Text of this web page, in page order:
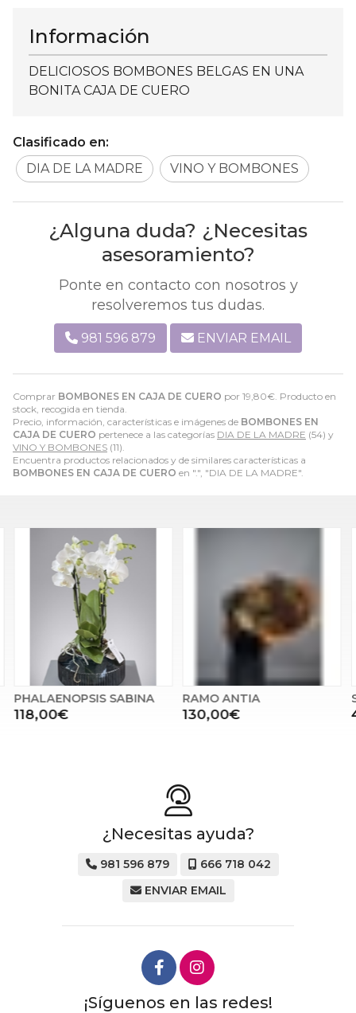
Comprar BOMBONES EN CAJA DE CUERO por 19,80€ . Producto en
stock, recogida en tienda.
Precio, información, características e imágenes de BOMBONES EN
CAJA DE CUERO pertenece a las categorías DIA DE LA MADRE (54) y
VINO Y BOMBONES (11).
Encuentra productos relacionados y de similares características a
BOMBONES EN CAJA DE CUERO en ".", "DIA DE LA MADRE".
Información
DELICIOSOS BOMBONES BELGAS EN UNA
BONITA CAJA DE CUERO
Clasificado en:
DIA DE LA MADRE
VINO Y BOMBONES
¿Alguna duda? ¿Necesitas
asesoramiento?
Ponte en contacto con nosotros y
resolveremos tus dudas.
981 596 879 ENVIAR EMAIL
PHALAENOPSIS SABINA
118,00€
RAMO ANTIA
130,00€
¿Necesitas ayuda?
981 596 879
666 718 042
ENVIAR EMAIL
¡Síguenos en las redes!